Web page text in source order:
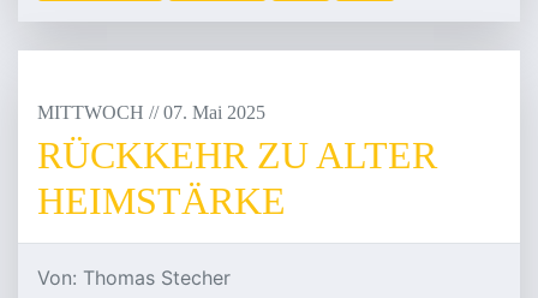
MITTWOCH // 07. Mai 2025
RÜCKKEHR ZU ALTER
HEIMSTÄRKE
Von: Thomas Stecher